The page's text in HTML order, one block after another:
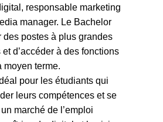
responsable marketing
manager. Le Bachelor
des postes à plus grandes
d’accéder à des fonctions
moyen terme.
pour les étudiants qui
leurs compétences et se
marché de l’emploi